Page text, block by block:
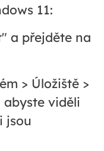
11:
a přejděte na
> Úložiště >
abyste viděli
jsou